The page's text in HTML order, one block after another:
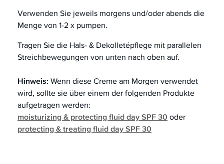
Verwenden Sie jeweils morgens und/oder abends die
Menge von 1-2 x pumpen.
Tragen Sie die Hals- & Dekolletépflege mit parallelen
Streichbewegungen von unten nach oben auf.
Hinweis: Wenn diese Creme am Morgen verwendet
wird, sollte sie über einem der folgenden Produkte
aufgetragen werden:
moisturizing & protecting fluid day SPF 30oder
protecting & treating fluid day SPF 30